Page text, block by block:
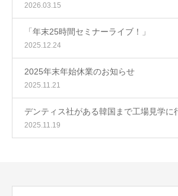
2026.03.15
「年末25時間セミナーライブ！」
2025.12.24
2025年末年始休業のお知らせ
2025.11.21
デンティス社がある韓国まで工場見学に
2025.11.19